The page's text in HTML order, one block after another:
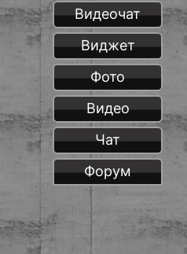
Видеочат
Виджет
Фото
Видео
Чат
Форум